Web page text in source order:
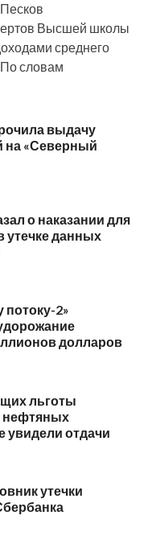
Высшей школы
среднего
словам
выдачу
на «Северный
о наказании для
утечке данных
потоку-2»
долларов
льготы
нефтяных
увидели отдачи
утечки